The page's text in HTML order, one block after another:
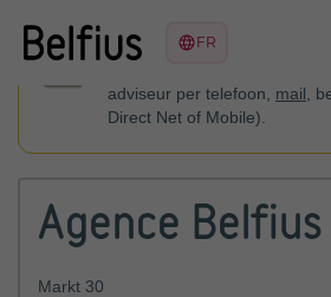
adviseur per telefoon, mail ,
Direct Net of Mobile).
Agence Belfius
Markt 30